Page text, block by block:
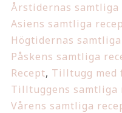
Årstidernas samtliga
Asiens samtliga
Högtidernas
Påskens samtliga
Recept, Tilltugg med
Tilltuggens samtliga
Vårens samtliga